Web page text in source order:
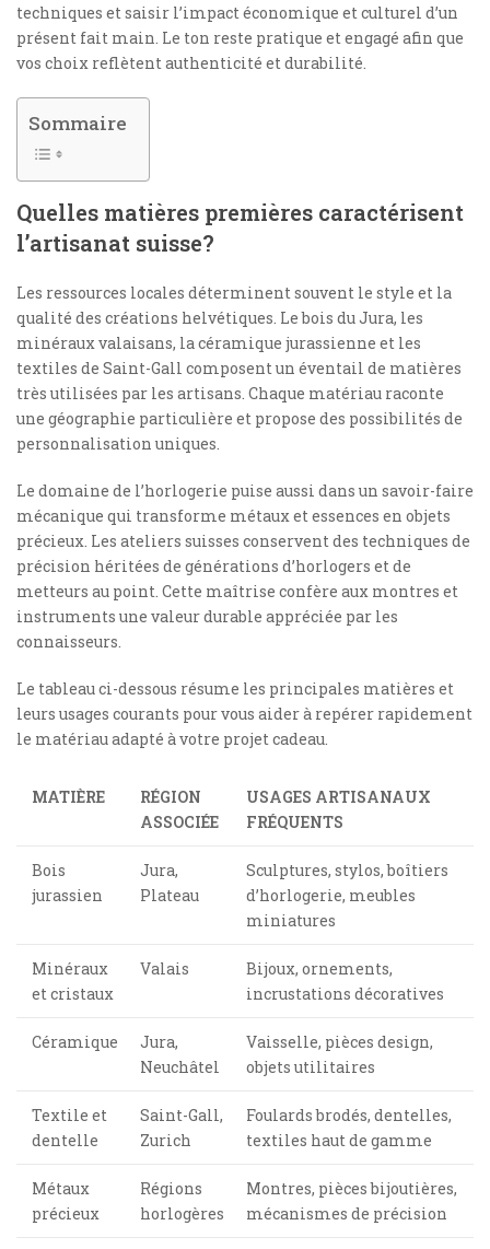
techniques et saisir l’impact économique et culturel d’un
présent fait main. Le ton reste pratique et engagé afin que
vos choix reflètent authenticité et durabilité.
Sommaire
Quelles matières premières caractérisent
l’artisanat suisse?
Les ressources locales déterminent souvent le style et la
qualité des créations helvétiques. Le bois du Jura, les
minéraux valaisans, la céramique jurassienne et les
textiles de Saint-Gall composent un éventail de matières
très utilisées par les artisans. Chaque matériau raconte
une géographie particulière et propose des possibilités de
personnalisation uniques.
Le domaine de l’horlogerie puise aussi dans un savoir-faire
mécanique qui transforme métaux et essences en objets
précieux. Les ateliers suisses conservent des techniques de
précision héritées de générations d’horlogers et de
metteurs au point. Cette maîtrise confère aux montres et
instruments une valeur durable appréciée par les
connaisseurs.
Le tableau ci-dessous résume les principales matières et
leurs usages courants pour vous aider à repérer rapidement
le matériau adapté à votre projet cadeau.
MATIÈRE
RÉGION
ASSOCIÉE
USAGES ARTISANAUX
FRÉQUENTS
Bois
jurassien
Jura,
Plateau
Sculptures, stylos, boîtiers
d’horlogerie, meubles
miniatures
Minéraux
et cristaux
Valais
Bijoux, ornements,
incrustations décoratives
Céramique
Jura,
Neuchâtel
Vaisselle, pièces design,
objets utilitaires
Textile et
dentelle
Saint-Gall,
Zurich
Foulards brodés, dentelles,
textiles haut de gamme
Métaux
précieux
Régions
horlogères
Montres, pièces bijoutières,
mécanismes de précision